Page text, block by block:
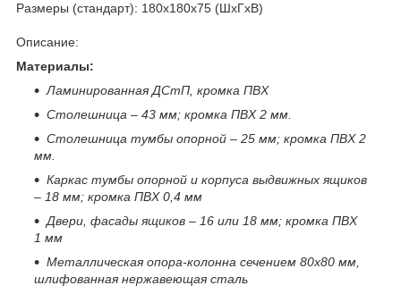
Размеры (стандарт): 180x180x75 (ШхГхВ)
Описание:
Материалы:
Ламинированная ДСтП, кромка ПВХ
Столешница – 43 мм; кромка ПВХ 2 мм.
Столешница тумбы опорной – 25 мм; кромка ПВХ 2
мм.
Каркас тумбы опорной и корпуса выдвижных ящиков
– 18 мм; кромка ПВХ 0,4 мм
Двери, фасады ящиков – 16 или 18 мм; кромка ПВХ
1 мм
Металлическая опора-колонна сечением 80х80 мм,
шлифованная нержавеющая сталь